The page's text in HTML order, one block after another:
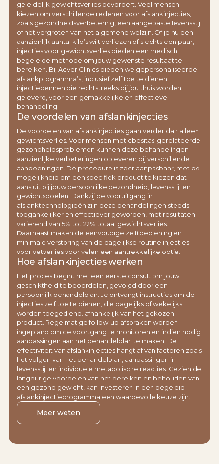
geleidelijk gewichtsverlies bevordert. Veel mensen
kiezen om verschillende redenen voor afslankinjecties,
zoals gezondheidsverbetering, een aangepaste levensstijl
of het vergroten van het algemene welzijn. Of je nu een
aanzienlijk aantal kilo’s wilt verliezen of slechts een paar,
injecties voor gewichtsverlies bieden een medisch
begeleide methode om jouw gewenste resultaat te
bereiken. Bij Aever Clinics bieden we gepersonaliseerde
afslankprogramma’s, inclusief zelf toe te dienen
injectiepennen die rechtstreeks bij jou thuis worden
geleverd, voor een gemakkelijke en effectieve
behandeling.
De voordelen van afslankinjecties
De voordelen van afslankinjecties gaan verder dan alleen
gewichtsverlies. Voor mensen met obesitas-gerelateerde
gezondheidsproblemen kunnen deze behandelingen
aanzienlijke verbeteringen opleveren bij verschillende
aandoeningen. De procedure is zeer aanpasbaar, met de
mogelijkheid om een specifiek product te kiezen dat
aansluit bij jouw persoonlijke gezondheid, levensstijl en
gewichtsdoelen. Dankzij de vooruitgang in
afslanktechnologieën zijn deze behandelingen steeds
toegankelijker en effectiever geworden, met resultaten
variërend van 5% tot 22% totaal gewichtsverlies.
Daarnaast maken de eenvoudige zelftoediening en
minimale verstoring van de dagelijkse routine injecties
voor vetverlies voor velen een aantrekkelijke optie.
Hoe afslankinjecties werken
Het proces begint met een eerste consult om jouw
geschiktheid te beoordelen, gevolgd door een
persoonlijk behandelplan. Je ontvangt instructies om de
injecties zelf toe te dienen, die dagelijks of wekelijks
worden toegediend, afhankelijk van het gekozen
product. Regelmatige follow-up afspraken worden
ingepland om de voortgang te monitoren en indien nodig
aanpassingen aan het behandelplan te maken. De
effectiviteit van afslankinjecties hangt af van factoren zoals
het volgen van het behandelplan, aanpassingen in
levensstijl en individuele metabolische reacties. Gezien de
langdurige voordelen van het bereiken en behouden van
een gezond gewicht, kan investeren in een begeleid
afslankinjectieprogramma een waardevolle keuze zijn.
Meer weten